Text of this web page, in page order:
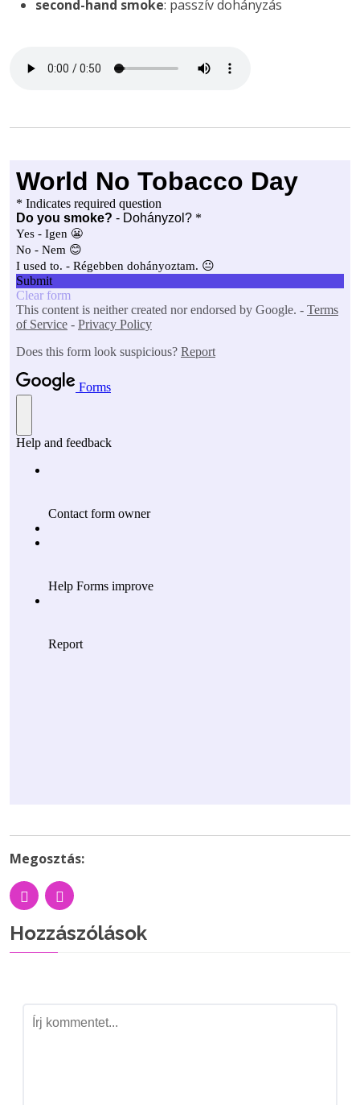
second-hand smoke: passzív dohányzás
Megosztás:
Hozzászólások